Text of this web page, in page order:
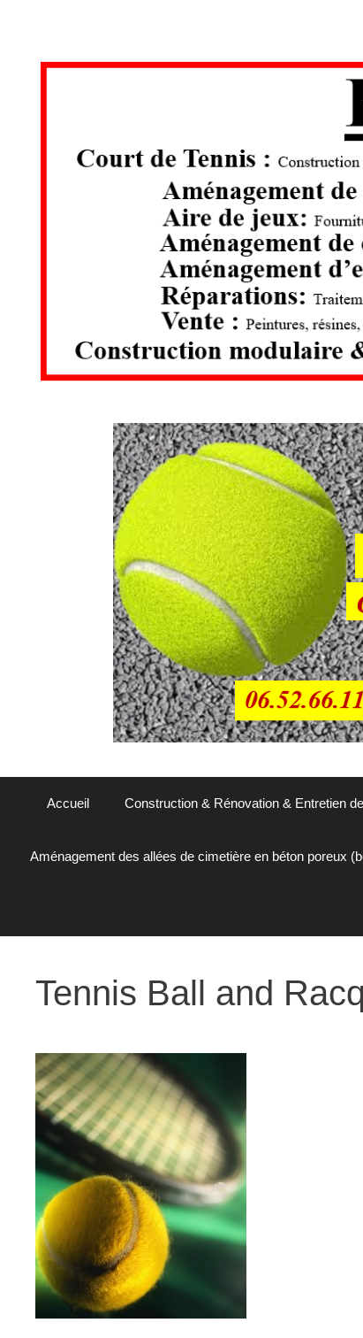
Accueil
Construction & Rénovation & Entretien
Aménagement des allées de cimetière en béton poreux
Tennis Ball and